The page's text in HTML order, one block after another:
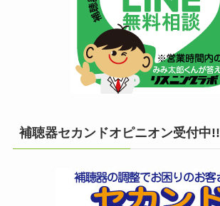
補聴器セカンドオピニオン受付中!!